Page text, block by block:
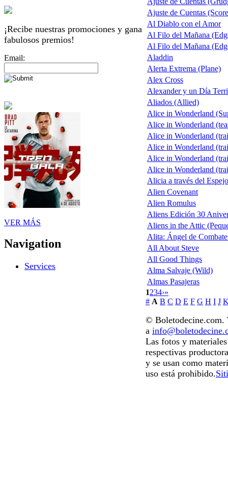
¡Recibe nuestras promociones y gana
fabulosos premios!
Email:
VER MÁS
Navigation
Services
Ajuste de Cuentas
Al Diablo con el Amor
Al Filo del Mañana
Al Filo del Mañana
Aladdin
Alerta Extrema (Plane)
Alex Cross
Alexander y un Día
Aliados (Allied)
Alice in Wonderland
Alice in Wonderland
Alice in Wonderland
Alice in Wonderland
Alice in Wonderland
Alice in Wonderland
Alicia a través del
Alien Covenant
Alien Romulus
Aliens Edición 30
Aliens in the Attic
Alita: Ángel de
All About Steve
All Good Things
Alma Salvaje (Wild)
Almas Pasajeras
1234›»
# A B C D E F G H I J
© Boletodecine.com.
a
Las fotos y
respectivas
y se usan como
uso está prohibido.